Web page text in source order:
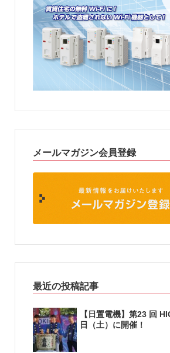
メールマガジン会員登録
最近の投稿記事
【日置電機】第23 回
日（土）に開催！